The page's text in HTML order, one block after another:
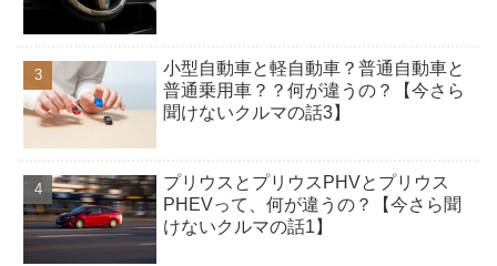
小型自動車と軽自動車？普通自動車と
普通乗用車？？何が違うの？【今さら
聞けないクルマの話3】
プリウスとプリウスPHVとプリウス
PHEVって、何が違うの？【今さら聞
けないクルマの話1】